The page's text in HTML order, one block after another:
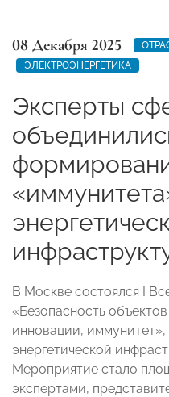
08 Декабря 2025
ЭЛЕКТРОЭНЕРГЕТИКА
Эксперты
В Москве состоялся I
«Безопасность
инновации,
энергетической
Мероприятие стало
экспертами,